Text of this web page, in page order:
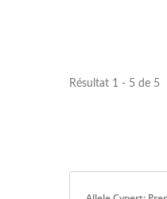
Résultat 1 - 5 de 5